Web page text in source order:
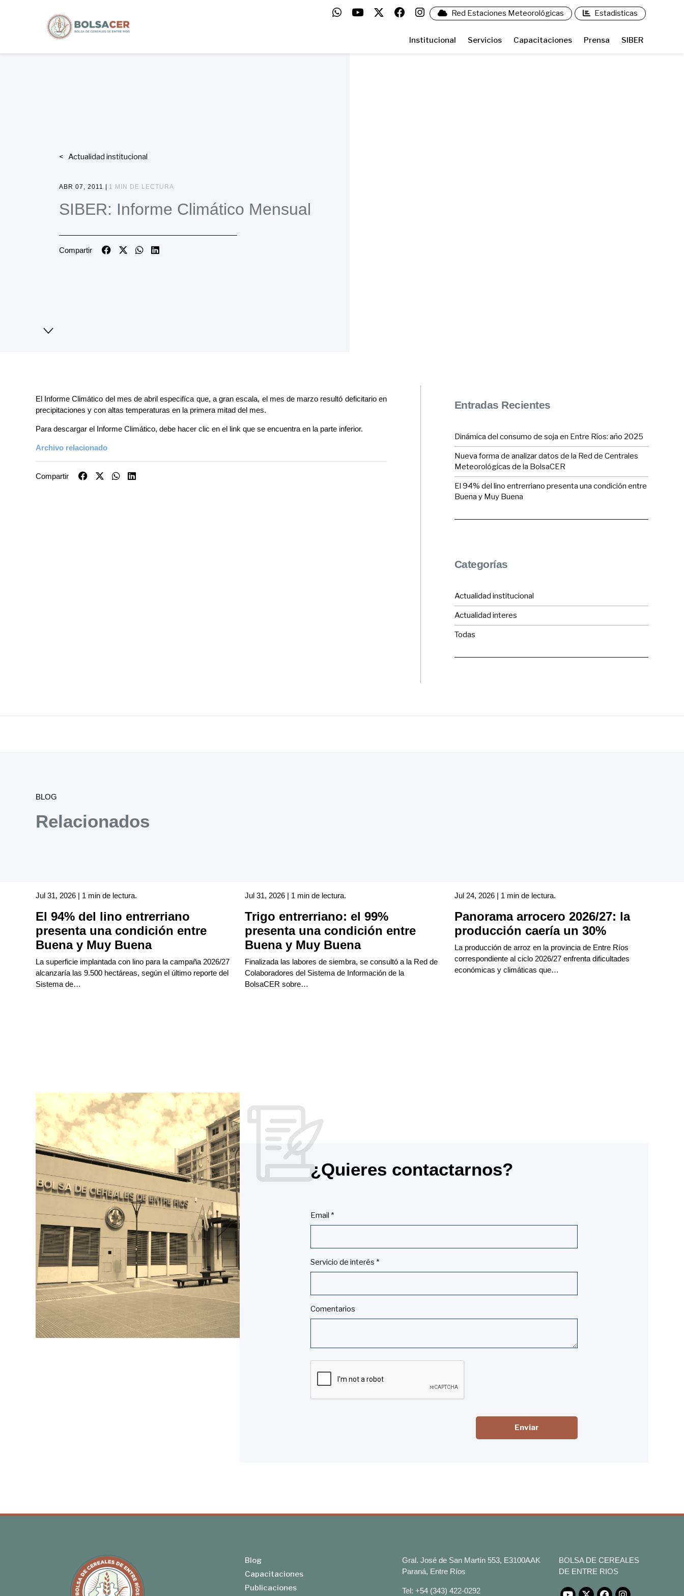
Institucional Servicios Capacitaciones Prensa SIBER
Red Estaciones Meteorológicas Estadisticas
Actualidad institucional
ABR 07, 2011 | 1 MIN DE LECTURA
SIBER: Informe Climático Mensual
Compartir
El Informe Climático del mes de abril especifíca que, a gran escala, el mes de marzo resultó deficitario en
precipitaciones y con altas temperaturas en la primera mitad del mes.
Para descargar el Informe Climático, debe hacer clic en el link que se encuentra en la parte inferior.
Archivo relacionado
Compartir
Entradas Recientes
Dinámica del consumo de soja en Entre Ríos: año 2025
Nueva forma de analizar datos de la Red de Centrales
Meteorológicas de la BolsaCER
El 94% del lino entrerriano presenta una condición entre
Buena y Muy Buena
Categorías
Actualidad institucional
Actualidad interes
Todas
BLOG
Relacionados
Jul 31, 2026 | 1 min de lectura.
El 94% del lino entrerriano
presenta una condición entre
Buena y Muy Buena
La superficie implantada con lino para la campaña 2026/27
alcanzaría las 9.500 hectáreas, según el último reporte del
Sistema de…
Jul 31, 2026 | 1 min de lectura.
Trigo entrerriano: el 99%
presenta una condición entre
Buena y Muy Buena
Finalizada las labores de siembra, se consultó a la Red de
Colaboradores del Sistema de Información de la
BolsaCER sobre…
Jul 24, 2026 | 1 min de lectura.
Panorama arrocero 2026/27: la
producción caería un 30%
La producción de arroz en la provincia de Entre Ríos
correspondiente al ciclo 2026/27 enfrenta dificultades
económicas y climáticas que…
¿Quieres contactarnos?
Email *
Servicio de interés *
Comentarios
Enviar
Blog
Capacitaciones
Publicaciones
Gral. José de San Martín 553, E3100AAK
Paraná, Entre Ríos
Tel: +54 (343) 422-0292
BOLSA DE CEREALES
DE ENTRE RIOS